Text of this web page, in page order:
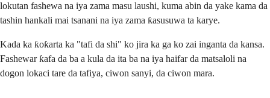
lokutan fashewa na iya zama masu laushi, kuma abin da yake kama da
tashin hankali mai tsanani na iya zama ƙasusuwa ta karye.
Kada ka ƙoƙarta ka "tafi da shi" ko jira ka ga ko zai inganta da kansa.
Fashewar ƙafa da ba a kula da ita ba na iya haifar da matsaloli na
dogon lokaci tare da tafiya, ciwon sanyi, da ciwon mara.